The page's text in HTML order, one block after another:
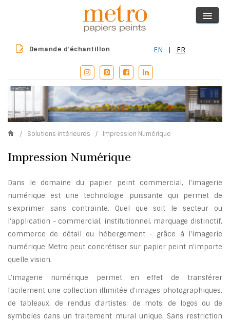
Demande d’échantillon EN | FR
/ Solutions intérieures / Impression Numérique
Impression Numérique
Dans le domaine du papier peint commercial, l'imagerie
numérique est une technologie puissante qui permet de
s'exprimer sans contrainte. Quel que soit le secteur ou
l'application - commercial, institutionnel, marquage distinctif,
commerce de détail ou hébergement - grâce à I'imagerie
numérique Metro peut concrétiser sur papier peint n'importe
quelle vision.
L’imagerie numérique permet en effet de transférer
facilement une collection illimitée d’images photographiques,
de tableaux, de rendus d’artistes, de mots, de logos ou de
symboles dans un traitement mural unique. Sans restriction